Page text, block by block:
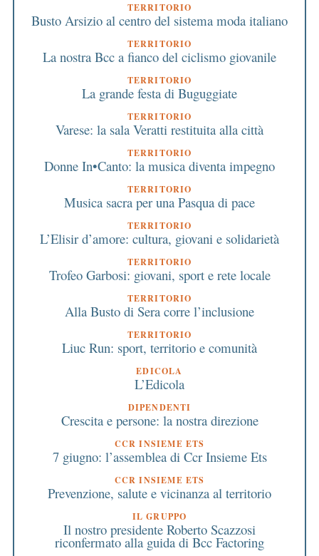
TERRITORIO
Busto Arsizio al centro del sistema moda italiano
TERRITORIO
La nostra Bcc a fianco del ciclismo giovanile
TERRITORIO
La grande festa di Buguggiate
TERRITORIO
Varese: la sala Veratti restituita alla città
TERRITORIO
Donne In•Canto: la musica diventa impegno
TERRITORIO
Musica sacra per una Pasqua di pace
TERRITORIO
L’Elisir d’amore: cultura, giovani e solidarietà
TERRITORIO
Trofeo Garbosi: giovani, sport e rete locale
TERRITORIO
Alla Busto di Sera corre l’inclusione
TERRITORIO
Liuc Run: sport, territorio e comunità
EDICOLA
L’Edicola
DIPENDENTI
Crescita e persone: la nostra direzione
CCR INSIEME ETS
7 giugno: l’assemblea di Ccr Insieme Ets
CCR INSIEME ETS
Prevenzione, salute e vicinanza al territorio
IL GRUPPO
Il nostro presidente Roberto Scazzosi
riconfermato alla guida di Bcc Factoring